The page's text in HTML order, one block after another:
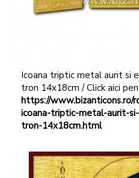
Icoana triptic metal aurit si
tron 14x18cm / Click aici
https://www.bizanticons.ro/
icoana-triptic-metal-aurit-
tron-14x18cm.html